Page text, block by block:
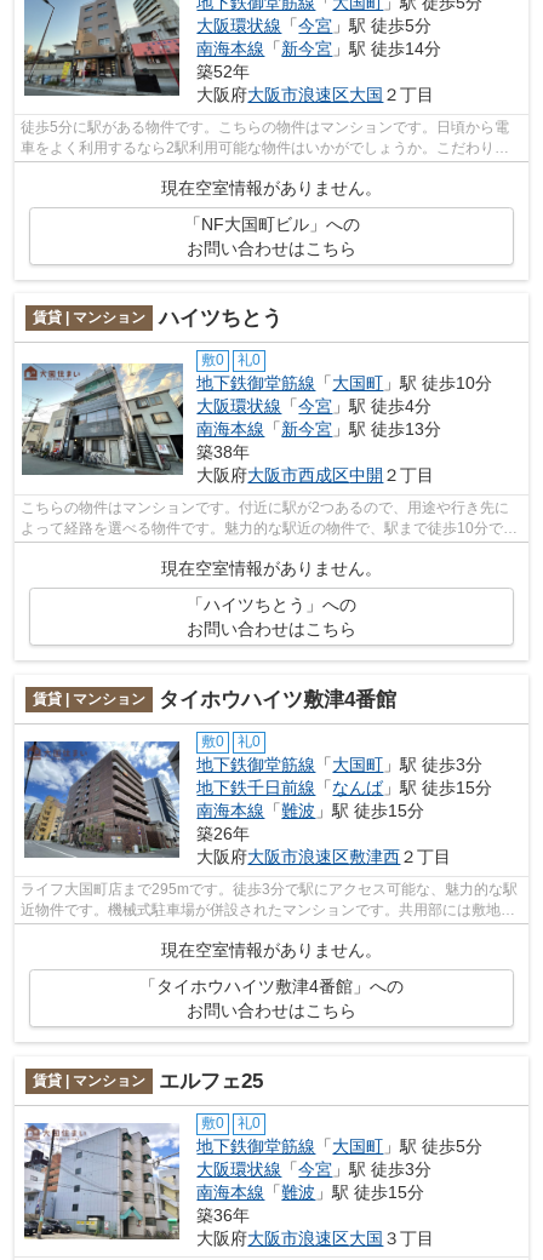
大阪環状線 「今宮 」駅 徒歩5分
南海本線 「新今宮 」駅 徒歩14分
築52年
大阪府大阪市浪速区大国 ２丁目
徒歩5分に駅がある物件です。こちらの物件はマンションです。日頃から電
車をよく利用するなら2駅利用可能な物件はいかがでしょうか。こだわりポ
イント満載のNF大国町ビル。大国住まい...
現在空室情報がありません。
「NF大国町ビル」への
お問い合わせはこちら
賃貸 | マンション ハイツちとう
敷0 礼0
地下鉄御堂筋線 「大国町 」駅 徒歩10分
大阪環状線 「今宮 」駅 徒歩4分
南海本線 「新今宮 」駅 徒歩13分
築38年
大阪府大阪市西成区中開 ２丁目
こちらの物件はマンションです。付近に駅が2つあるので、用途や行き先に
よって経路を選べる物件です。魅力的な駅近の物件で、駅まで徒歩10分で
現在空室情報がありません。
「ハイツちとう」への
お問い合わせはこちら
賃貸 | マンション タイホウハイツ敷津4番館
敷0 礼0
地下鉄御堂筋線 「大国町 」駅 徒歩3分
地下鉄千日前線 「なんば」駅 徒歩15分
南海本線 「難波 」駅 徒歩15分
築26年
大阪府大阪市浪速区敷津西２丁目
ライフ大国町店まで295mです。徒歩3分で駅にアクセス可能な、魅力的な駅
近物件です。機械式駐車場が併設されたマンションです。共用部には敷地内
ごみ置き場・エレベータなどが備わって...
現在空室情報がありません。
「タイホウハイツ敷津4番館」への
お問い合わせはこちら
賃貸 | マンション エルフェ25
敷0 礼0
地下鉄御堂筋線 「大国町 」駅 徒歩5分
大阪環状線 「今宮 」駅 徒歩3分
南海本線 「難波 」駅 徒歩15分
築36年
大阪府大阪市浪速区大国 ３丁目